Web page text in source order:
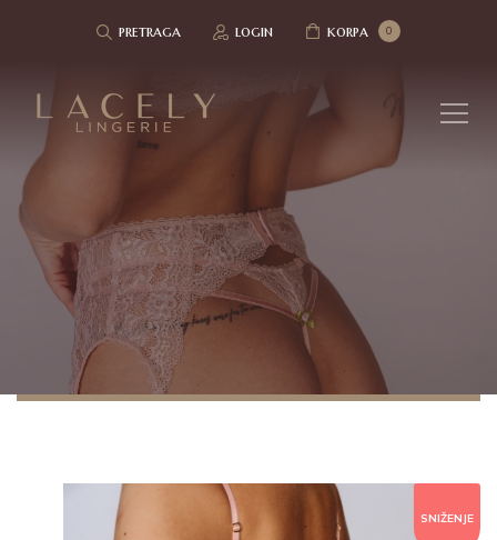
pretraga login 0
korpa
SNIŽENJE